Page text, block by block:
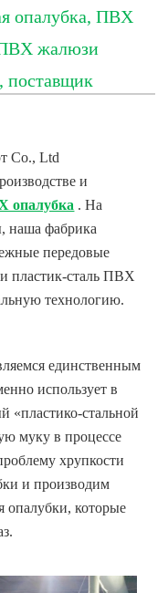
опалубка, ПВХ
ПВХ жалюзи
поставщик
Co., Ltd
и
опалубка . На
наша фабрика
передовые
пластик-сталь ПВХ
технологию.
единственным
использует в
«пластико-стальной
муку в процессе
хрупкости
и производим
опалубки, которые